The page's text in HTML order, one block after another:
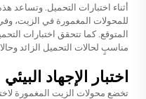
أثناء اختبارات التحميل. وتساعد
للمحولات المغمورة في الزيت،
المتوقع. كما تتحقق اختبارات
مناسبٍ لحالات التحميل الزائد
اختبار الإجهاد البيئي
تخضع محولات الزيت المغمورة